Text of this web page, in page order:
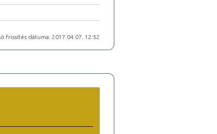
frissítés dátuma: 2017.04.07. 12:52